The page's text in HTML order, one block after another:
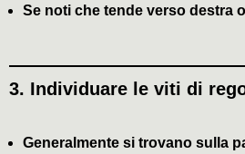
Se noti che tende verso destra
3. Individuare le viti di
Generalmente si trovano sulla